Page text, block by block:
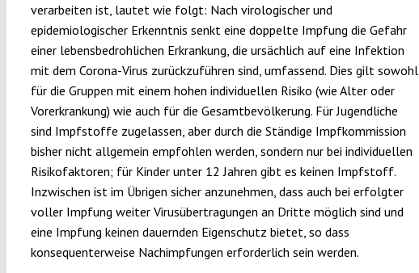
verarbeiten ist, lautet wie folgt: Nach virologischer und
epidemiologischer Erkenntnis senkt eine doppelte Impfung die Gefahr
einer lebensbedrohlichen Erkrankung, die ursächlich auf eine Infektion
mit dem Corona-Virus zurückzuführen sind, umfassend. Dies gilt sowohl
für die Gruppen mit einem hohen individuellen Risiko (wie Alter oder
Vorerkrankung) wie auch für die Gesamtbevölkerung. Für Jugendliche
sind Impfstoffe zugelassen, aber durch die Ständige Impfkommission
bisher nicht allgemein empfohlen werden, sondern nur bei individuellen
Risikofaktoren; für Kinder unter 12 Jahren gibt es keinen Impfstoff.
Inzwischen ist im Übrigen sicher anzunehmen, dass auch bei erfolgter
voller Impfung weiter Virusübertragungen an Dritte möglich sind und
eine Impfung keinen dauernden Eigenschutz bietet, so dass
konsequenterweise Nachimpfungen erforderlich sein werden.